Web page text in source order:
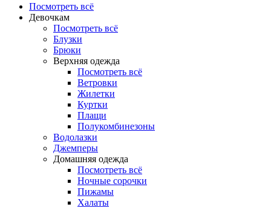
Посмотреть всё
Девочкам
Посмотреть всё
Блузки
Брюки
Верхняя одежда
Посмотреть всё
Ветровки
Жилетки
Куртки
Плащи
Полукомбинезоны
Водолазки
Джемперы
Домашняя одежда
Посмотреть всё
Ночные сорочки
Пижамы
Халаты